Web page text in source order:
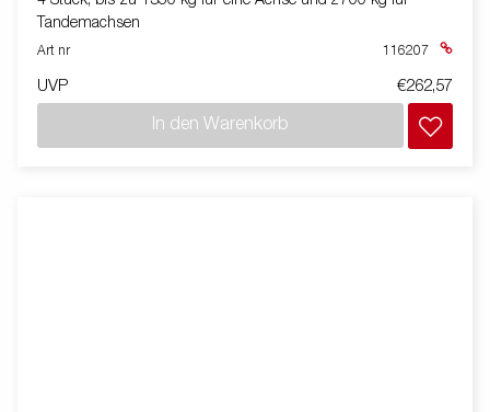
Tandemachsen
Art nr 116207
UVP €262,57
In den Warenkorb